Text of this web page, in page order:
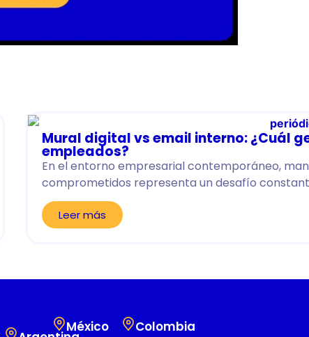
Mural digital vs email interno: ¿Cuál
empleados?
En el entorno empresarial contemporáneo,
comprometidos representa un desafío
Leer más
México Colombia